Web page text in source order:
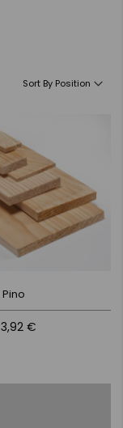
Sort By
3,92 €